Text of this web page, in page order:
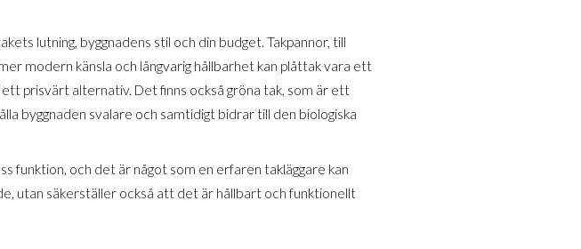
lutning, byggnadens stil och din budget. Takpannor, till
modern känsla och långvarig hållbarhet kan plåttak vara ett
prisvärt alternativ. Det finns också gröna tak, som är ett
byggnaden svalare och samtidigt bidrar till den biologiska
funktion, och det är något som en erfaren takläggare kan
utan säkerställer också att det är hållbart och funktionellt